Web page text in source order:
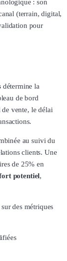
: son
(terrain, digital,
pour
détermine la
de bord
vente, le délai
au suivi du
clients. Une
de 25% en
potentiel,
des métriques